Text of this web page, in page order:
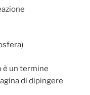
è un termine
di dipingere